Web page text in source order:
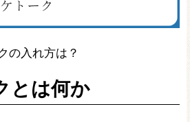
の入れ方は？
とは何か